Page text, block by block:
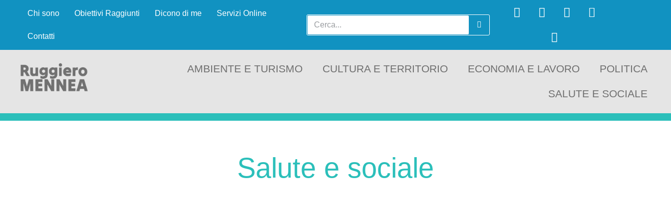
Chi sono Obiettivi Raggiunti Dicono di me Servizi Online
Contatti
AMBIENTE E TURISMO CULTURA E TERRITORIO ECONOMIA E LAVORO POLITICA
SALUTE E SOCIALE
Salute e sociale